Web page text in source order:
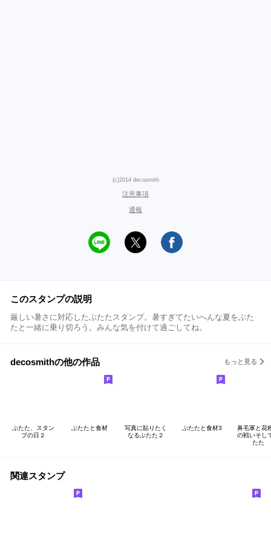
(c)2014 decosmith
注意事項
通報
このスタンプの説明
厳しい暑さに対応したぶたたスタンプ。暑すぎてたいへんな夏をぶた
たと一緒に乗り切ろう。みんな気を付けて過ごしてね。
decosmithの他の作品 もっと見る
ぶたた、スタン
プの日２
ぶたたと食材
写真に貼りたく
なるぶたた２
ぶたたと食材3
鼻毛軍と花
の戦いそし
たた
関連スタンプ